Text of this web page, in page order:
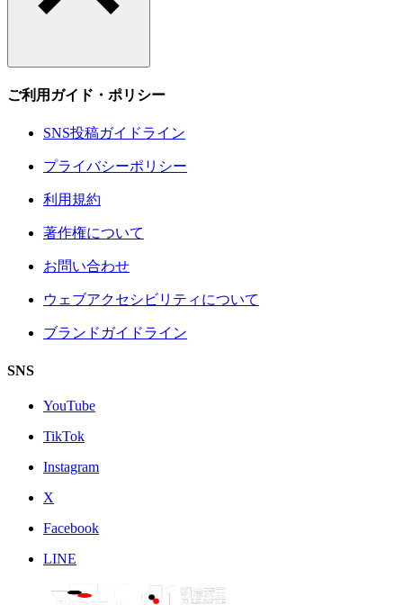
ご利用ガイド・ポリシー
SNS投稿ガイドライン
プライバシーポリシー
利用規約
著作権について
お問い合わせ
ウェブアクセシビリティについて
ブランドガイドライン
SNS
YouTube
TikTok
Instagram
X
Facebook
LINE